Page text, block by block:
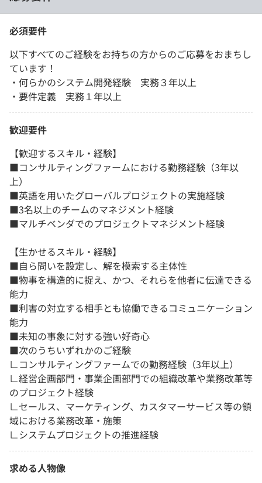
必須要件
以下すべてのご経験をお持ちの方からのご応募をおまちし
ています！
・何らかのシステム開発経験 実務３年以上
・要件定義 実務１年以上
歓迎要件
【歓迎するスキル・経験】
■コンサルティングファームにおける勤務経験（3年以
上）
■英語を用いたグローバルプロジェクトの実施経験
■3名以上のチームのマネジメント経験
■マルチベンダでのプロジェクトマネジメント経験
【生かせるスキル・経験】
■自ら問いを設定し、解を模索する主体性
■物事を構造的に捉え、かつ、それらを他者に伝達できる
能力
■利害の対立する相手とも協働できるコミュニケーション
能力
■未知の事象に対する強い好奇心
■次のうちいずれかのご経験
∟コンサルティングファームでの勤務経験（3年以上）
∟経営企画部門・事業企画部門での組織改革や業務改革等
のプロジェクト経験
∟セールス、マーケティング、カスタマーサービス等の領
域における業務改革・施策
∟システムプロジェクトの推進経験
求める人物像